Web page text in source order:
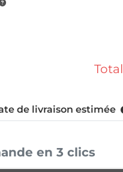
Total
de livraison estimée
en 3 clics